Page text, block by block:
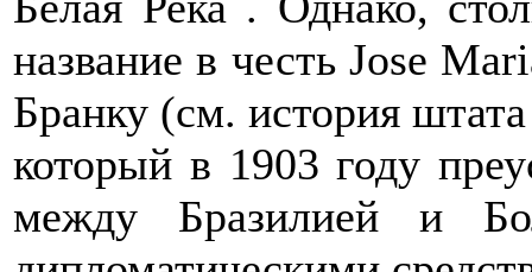
название в честь Jose
Бранку (см. история
который в 1903 году
между Бразилией и